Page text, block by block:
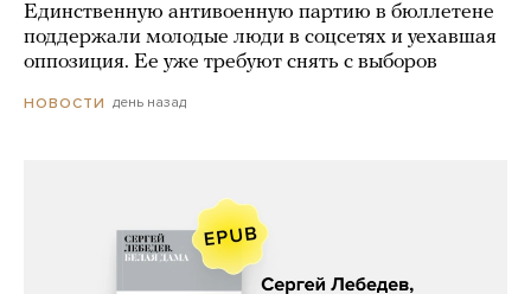
Единственную антивоенную партию в бюллетене
поддержали молодые люди в соцсетях и уехавшая
оппозиция. Ее уже требуют снять с выборов
НОВОСТИ день назад